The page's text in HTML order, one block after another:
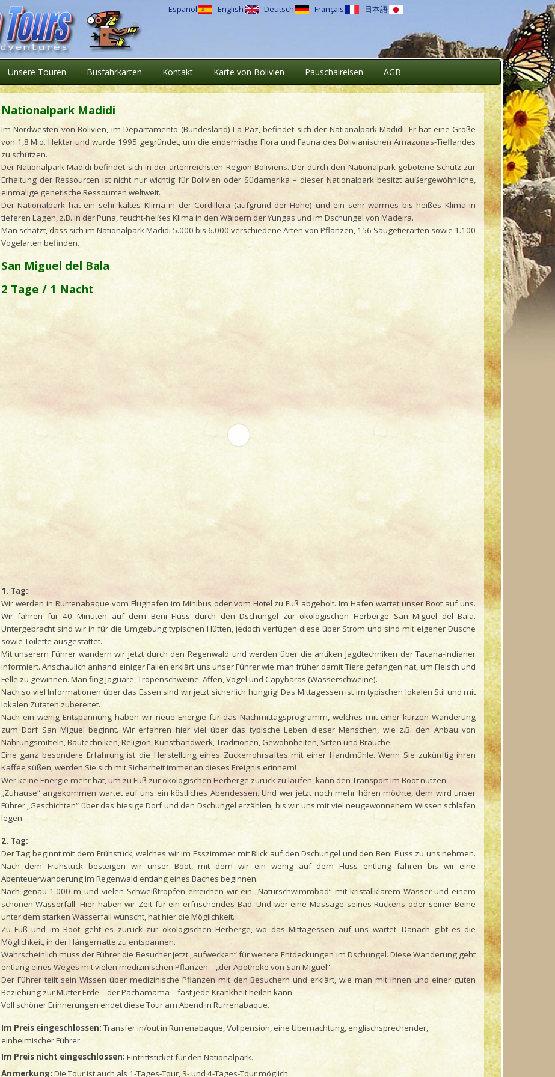
Español English Deutsch Français 日本語
Unsere Touren Busfahrkarten Kontakt Karte von Bolivien Pauschalreisen AGB
Nationalpark Madidi
Im Nordwesten von Bolivien, im Departamento (Bundesland) La Paz, befindet sich der Nationalpark Madidi. Er hat eine Größe
von 1,8 Mio. Hektar und wurde 1995 gegründet, um die endemische Flora und Fauna des Bolivianischen Amazonas-Tieflandes
zu schützen.
Der Nationalpark Madidi befindet sich in der artenreichsten Region Boliviens. Der durch den Nationalpark gebotene Schutz zur
Erhaltung der Ressourcen ist nicht nur wichtig für Bolivien oder Südamerika – dieser Nationalpark besitzt außergewöhnliche,
einmalige genetische Ressourcen weltweit.
Der Nationalpark hat ein sehr kaltes Klima in der Cordillera (aufgrund der Höhe) und ein sehr warmes bis heißes Klima in
tieferen Lagen, z.B. in der Puna, feucht-heißes Klima in den Wäldern der Yungas und im Dschungel von Madeira.
Man schätzt, dass sich im Nationalpark Madidi 5.000 bis 6.000 verschiedene Arten von Pflanzen, 156 Säugetierarten sowie 1.100
Vogelarten befinden.
San Miguel del Bala
2 Tage / 1 Nacht
1. Tag:
Wir werden in Rurrenabaque vom Flughafen im Minibus oder vom Hotel zu Fuß abgeholt. Im Hafen wartet unser Boot auf uns.
Wir fahren für 40 Minuten auf dem Beni Fluss durch den Dschungel zur ökologischen Herberge San Miguel del Bala.
Untergebracht sind wir in für die Umgebung typischen Hütten, jedoch verfügen diese über Strom und sind mit eigener Dusche
sowie Toilette ausgestattet.
Mit unserem Führer wandern wir jetzt durch den Regenwald und werden über die antiken Jagdtechniken der Tacana-Indianer
informiert. Anschaulich anhand einiger Fallen erklärt uns unser Führer wie man früher damit Tiere gefangen hat, um Fleisch und
Felle zu gewinnen. Man fing Jaguare, Tropenschweine, Affen, Vögel und Capybaras (Wasserschweine).
Nach so viel Informationen über das Essen sind wir jetzt sicherlich hungrig! Das Mittagessen ist im typischen lokalen Stil und mit
lokalen Zutaten zubereitet.
Nach ein wenig Entspannung haben wir neue Energie für das Nachmittagsprogramm, welches mit einer kurzen Wanderung
zum Dorf San Miguel beginnt. Wir erfahren hier viel über das typische Leben dieser Menschen, wie z.B. den Anbau von
Nahrungsmitteln, Bautechniken, Religion, Kunsthandwerk, Traditionen, Gewohnheiten, Sitten und Bräuche.
Eine ganz besondere Erfahrung ist die Herstellung eines Zuckerrohrsaftes mit einer Handmühle. Wenn Sie zukünftig ihren
Kaffee süßen, werden Sie sich mit Sicherheit immer an dieses Ereignis erinnern!
Wer keine Energie mehr hat, um zu Fuß zur ökologischen Herberge zurück zu laufen, kann den Transport im Boot nutzen.
„Zuhause“ angekommen wartet auf uns ein köstliches Abendessen. Und wer jetzt noch mehr hören möchte, dem wird unser
Führer „Geschichten“ über das hiesige Dorf und den Dschungel erzählen, bis wir uns mit viel neugewonnenem Wissen schlafen
legen.
2. Tag:
Der Tag beginnt mit dem Frühstück, welches wir im Esszimmer mit Blick auf den Dschungel und den Beni Fluss zu uns nehmen.
Nach dem Frühstück besteigen wir unser Boot, mit dem wir ein wenig auf dem Fluss entlang fahren bis wir eine
Abenteuerwanderung im Regenwald entlang eines Baches beginnen.
Nach genau 1.000 m und vielen Schweißtropfen erreichen wir ein „Naturschwimmbad“ mit kristallklarem Wasser und einem
schönen Wasserfall. Hier haben wir Zeit für ein erfrischendes Bad. Und wer eine Massage seines Rückens oder seiner Beine
unter dem starken Wasserfall wünscht, hat hier die Möglichkeit.
Zu Fuß und im Boot geht es zurück zur ökologischen Herberge, wo das Mittagessen auf uns wartet. Danach gibt es die
Möglichkeit, in der Hängematte zu entspannen.
Wahrscheinlich muss der Führer die Besucher jetzt „aufwecken“ für weitere Entdeckungen im Dschungel. Diese Wanderung geht
entlang eines Weges mit vielen medizinischen Pflanzen – „der Apotheke von San Miguel“.
Der Führer teilt sein Wissen über medizinische Pflanzen mit den Besuchern und erklärt, wie man mit ihnen und einer guten
Beziehung zur Mutter Erde – der Pachamama – fast jede Krankheit heilen kann.
Voll schöner Erinnerungen endet diese Tour am Abend in Rurrenabaque.
Im Preis eingeschlossen:Transfer in/out in Rurrenabaque, Vollpension, eine Übernachtung, englischsprechender,
einheimischer Führer.
Im Preis nicht eingeschlossen: Eintrittsticket für den Nationalpark.
Anmerkung: Die Tour ist auch als 1-Tages-Tour, 3- und 4-Tages-Tour möglich.